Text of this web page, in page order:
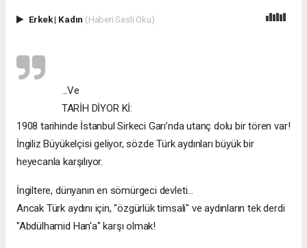
Erkek| Kadın (Haberi Sesli Oku)
...Ve
TARİH DİYOR Kİ:
1908 tarihinde İstanbul Sirkeci Garı’nda utanç dolu bir tören var!
İngiliz Büyükelçisi geliyor, sözde Türk aydınları büyük bir
heyecanla karşılıyor.
İngiltere, dünyanın en sömürgeci devleti…
Ancak Türk aydını için, "özgürlük timsali" ve aydınların tek derdi
"Abdülhamid Han'a" karşı olmak!